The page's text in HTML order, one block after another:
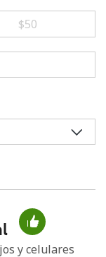
una contraseña
⁦$50⁩
y celulares